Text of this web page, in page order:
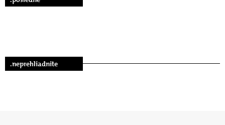
.neprehliadnite